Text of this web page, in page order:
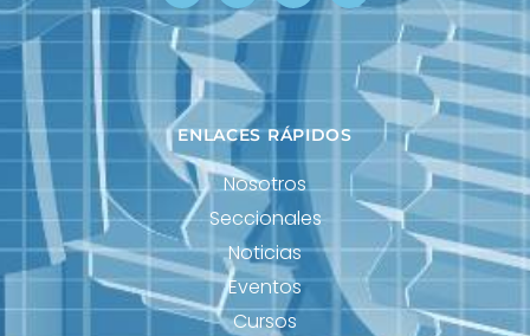
ENLACES RÁPIDOS
Nosotros
Seccionales
Noticias
Eventos
Cursos